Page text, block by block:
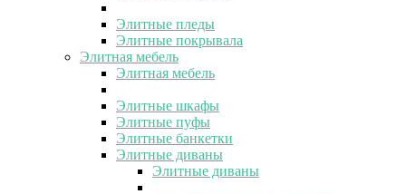
Элитные пледы
Элитные покрывала
Элитная мебель
Элитная мебель
Элитные шкафы
Элитные пуфы
Элитные банкетки
Элитные диваны
Элитные диваны